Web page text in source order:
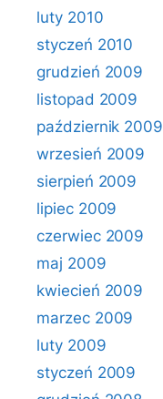
luty 2010
styczeń 2010
grudzień 2009
listopad 2009
październik 2009
wrzesień 2009
sierpień 2009
lipiec 2009
czerwiec 2009
maj 2009
kwiecień 2009
marzec 2009
luty 2009
styczeń 2009